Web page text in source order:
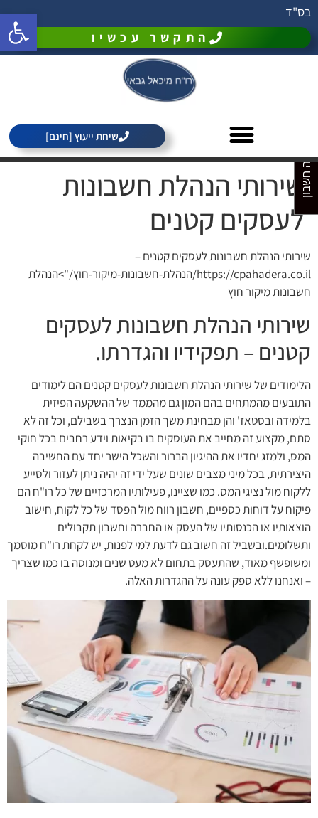
פתח
בס"ד
התקשר עכשיו
שיחת ייעוץ [חינם]
שירותי הנהלת חשבונות
לעסקים קטנים
שירותי הנהלת חשבונות לעסקים קטנים –
https://cpahadera.co.il/הנהלת-חשבונות-מיקור-חוץ/">הנהלת
חשבונות מיקור חוץ
שירותי הנהלת חשבונות לעסקים
קטנים – תפקידיו והגדרתו.
הלימודים של שירותי הנהלת חשבונות לעסקים קטנים הם לימודים
התובעים מהמתחים בהם המון גם מהממד של ההשקעה הפיזית
בלמידה ובסטאז' והן מבחינת משך הזמן הנצרך בשבילם, וכל זה לא
סתם, מקצוע זה מחייב את העוסקים בו בקיאות וידע רחבים בכל חוקי
המס, ולמזג יחדיו את ההיגיון הברור והשכל הישר יחד עם החשיבה
היצירתית, בכל מיני מצבים שונים שעל ידי זה יהיה ניתן לעזור ולסייע
ללקוח מול נציגי המס. כמו שציינו, פעילותיו המרכזיים של כל רו"ח הם
פיקוח על דוחות כספיים, חשבון רווח מול הפסד של כל לקוח, חישוב
הוצאותיו או הכנסותיו של העסק או החברה וחשבון תקבולים
ותשלומים.ובשביל זה חשוב גם לדעת למי לפנות, יש לקחת רו"ח מוסמך
ומשופשף מאוד, שהתעסק בתחום לא מעט שנים ומנוסה בו כמו שצריך
– ואנחנו ללא ספק עונה על ההגדרות האלה.
מחירון רואה חשבון